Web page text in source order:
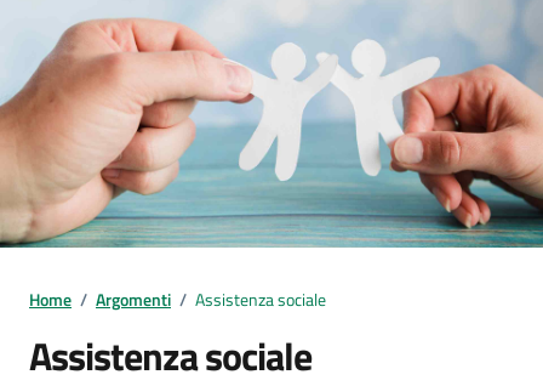
Home / Argomenti / Assistenza sociale
Assistenza sociale